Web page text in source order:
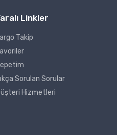
Linkler
Takip
Sorulan Sorular
Hizmetleri